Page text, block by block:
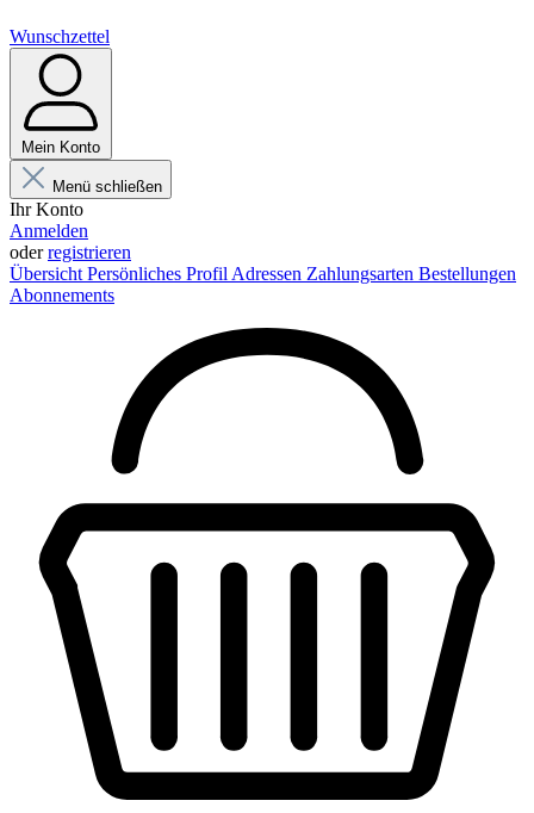
Wunschzettel
Mein Konto
Menü schließen
Ihr Konto
Anmelden
oderregistrieren
Übersicht Persönliches Profil Adressen Zahlungsarten Bestellungen
Abonnements